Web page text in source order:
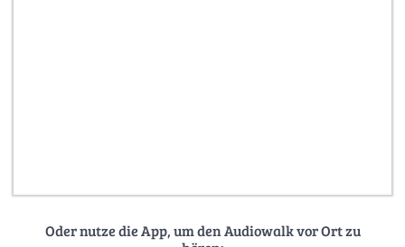
Oder nutze die App, um den Audiowalk vor Ort zu